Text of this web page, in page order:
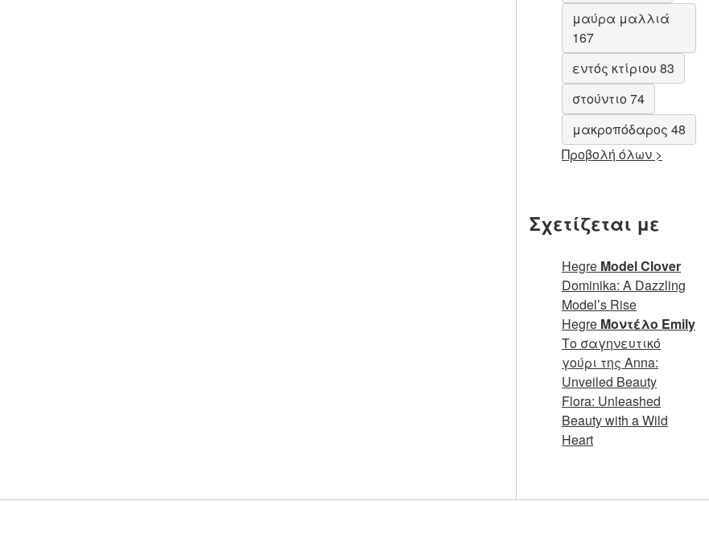
μαύρα μαλλιά
167
εντός κτίριου 83
στούντιο 74
μακροπόδαρος 48
Προβολή όλων >
Σχετίζεται με
Hegre Model Clover
Dominika: A Dazzling
Model’s Rise
Hegre Μοντέλο Emily
Το σαγηνευτικό
γούρι της Anna:
Unveiled Beauty
Flora: Unleashed
Beauty with a Wild
Heart